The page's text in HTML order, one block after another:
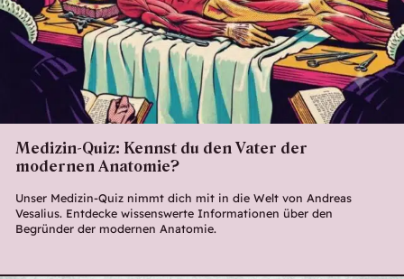
Medizin-Quiz: Kennst du den Vater der
modernen Anatomie?
Unser Medizin-Quiz nimmt dich mit in die Welt von Andreas
Vesalius. Entdecke wissenswerte Informationen über den
Begründer der modernen Anatomie.